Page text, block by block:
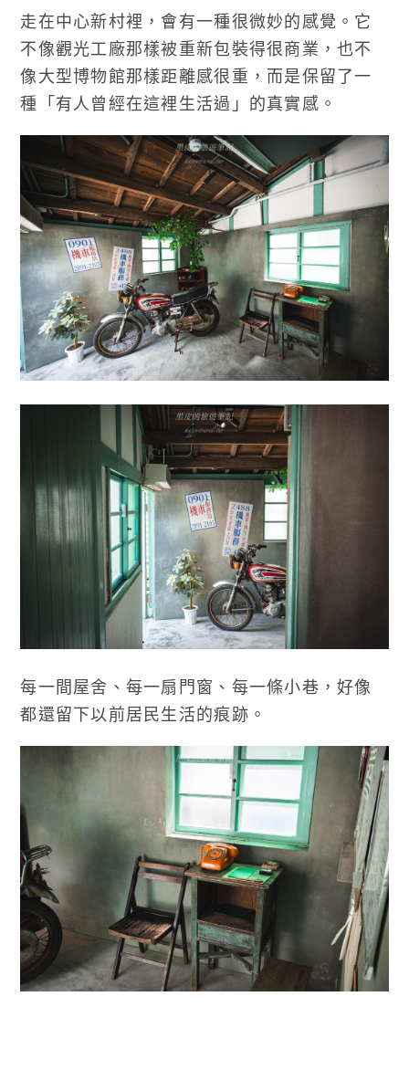
走在中心新村裡，會有一種很微妙的感覺。它
不像觀光工廠那樣被重新包裝得很商業，也不
像大型博物館那樣距離感很重，而是保留了一
種「有人曾經在這裡生活過」的真實感。
每一間屋舍、每一扇門窗、每一條小巷，好像
都還留下以前居民生活的痕跡。